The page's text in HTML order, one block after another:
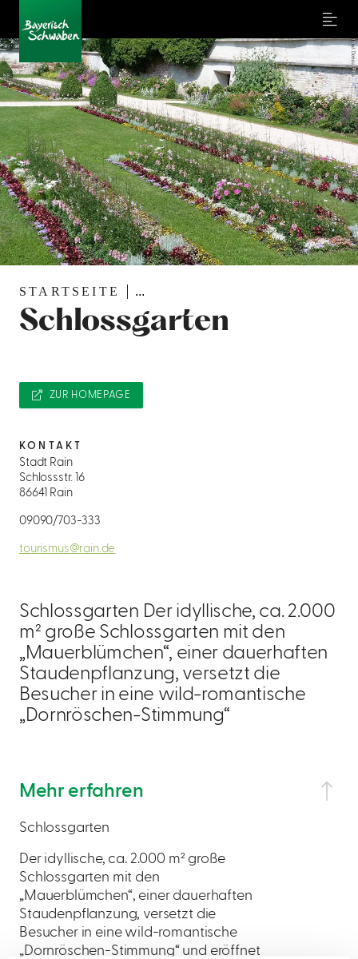
Menu
STARTSEITE ...
Schlossgarten
Schlossgarten Der idyllische, ca. 2.000
m² große Schlossgarten mit den
„Mauerblümchen“, einer dauerhaften
Staudenpflanzung, versetzt die
Besucher in eine wild-romantische
„Dornröschen-Stimmung“
Mehr erfahren
Schlossgarten
Der idyllische, ca. 2.000 m² große
Schlossgarten mit den
„Mauerblümchen“, einer dauerhaften
Staudenpflanzung, versetzt die
Besucher in eine wild-romantische
„Dornröschen-Stimmung“ und eröffnet
ZUR HOMEPAGE
KONTAKT
Stadt Rain
Schlossstr. 16
86641 Rain
09090/703-333
tourismus@rain.de